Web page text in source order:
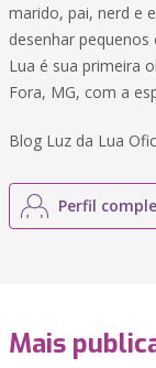
marido, pai, nerd e
desenhar
Lua é sua primeira
Fora, MG, com a
Blog Luz da Lua
Perfil
Mais